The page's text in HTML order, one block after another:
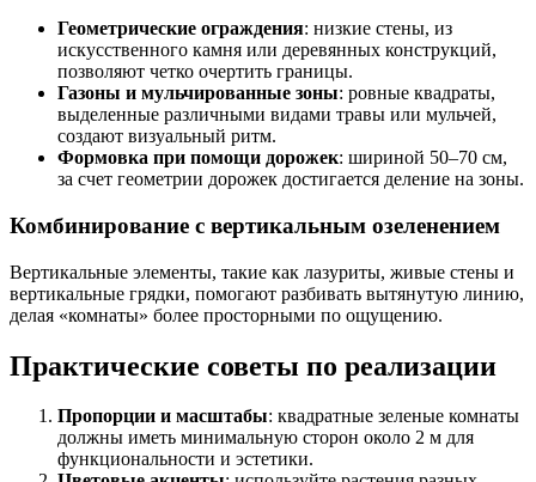
Геометрические ограждения: низкие стены, из
искусственного камня или деревянных конструкций,
позволяют четко очертить границы.
Газоны и мульчированные зоны: ровные квадраты,
выделенные различными видами травы или мульчей,
создают визуальный ритм.
Формовка при помощи дорожек: шириной 50–70 см,
за счет геометрии дорожек достигается деление на зоны.
Комбинирование с вертикальным озеленением
Вертикальные элементы, такие как лазуриты, живые стены и
вертикальные грядки, помогают разбивать вытянутую линию,
делая «комнаты» более просторными по ощущению.
Практические советы по реализации
Пропорции и масштабы: квадратные зеленые комнаты
должны иметь минимальную сторон около 2 м для
функциональности и эстетики.